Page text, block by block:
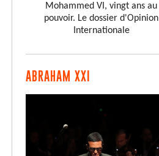
Mohammed VI, vingt ans au
pouvoir. Le dossier d'Opinion
Internationale
ABRAHAM XXI